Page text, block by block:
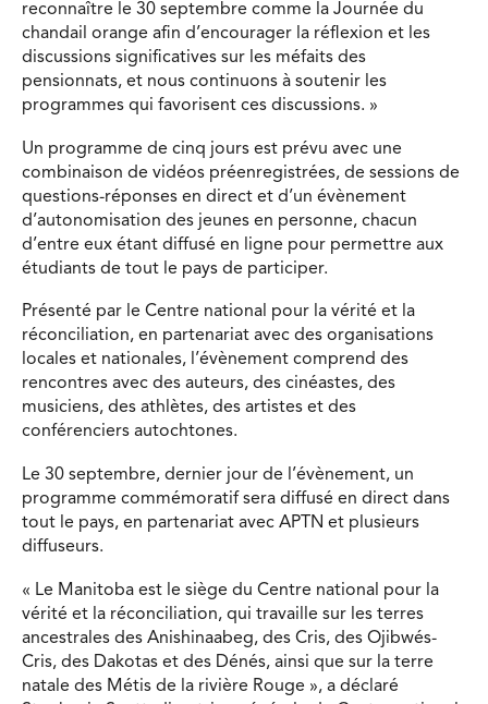
reconnaître le 30 septembre comme la Journée du
chandail orange afin d’encourager la réflexion et les
discussions significatives sur les méfaits des
pensionnats, et nous continuons à soutenir les
programmes qui favorisent ces discussions. »
Un programme de cinq jours est prévu avec une
combinaison de vidéos préenregistrées, de sessions de
questions-réponses en direct et d’un évènement
d’autonomisation des jeunes en personne, chacun
d’entre eux étant diffusé en ligne pour permettre aux
étudiants de tout le pays de participer.
Présenté par le Centre national pour la vérité et la
réconciliation, en partenariat avec des organisations
locales et nationales, l’évènement comprend des
rencontres avec des auteurs, des cinéastes, des
musiciens, des athlètes, des artistes et des
conférenciers autochtones.
Le 30 septembre, dernier jour de l’évènement, un
programme commémoratif sera diffusé en direct dans
tout le pays, en partenariat avec APTN et plusieurs
diffuseurs.
« Le Manitoba est le siège du Centre national pour la
vérité et la réconciliation, qui travaille sur les terres
ancestrales des Anishinaabeg, des Cris, des Ojibwés-
Cris, des Dakotas et des Dénés, ainsi que sur la terre
natale des Métis de la rivière Rouge », a déclaré